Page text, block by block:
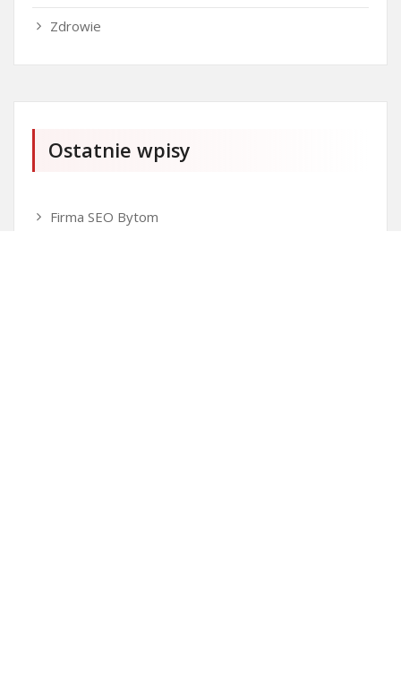
Zdrowie
Ostatnie wpisy
Firma SEO Bytom